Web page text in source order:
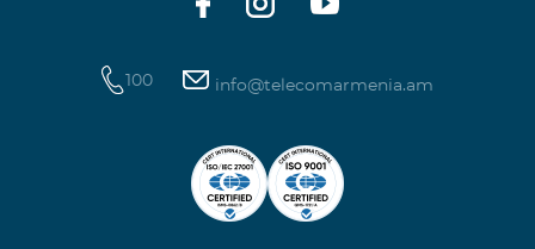
100 info@telecomarmenia.am